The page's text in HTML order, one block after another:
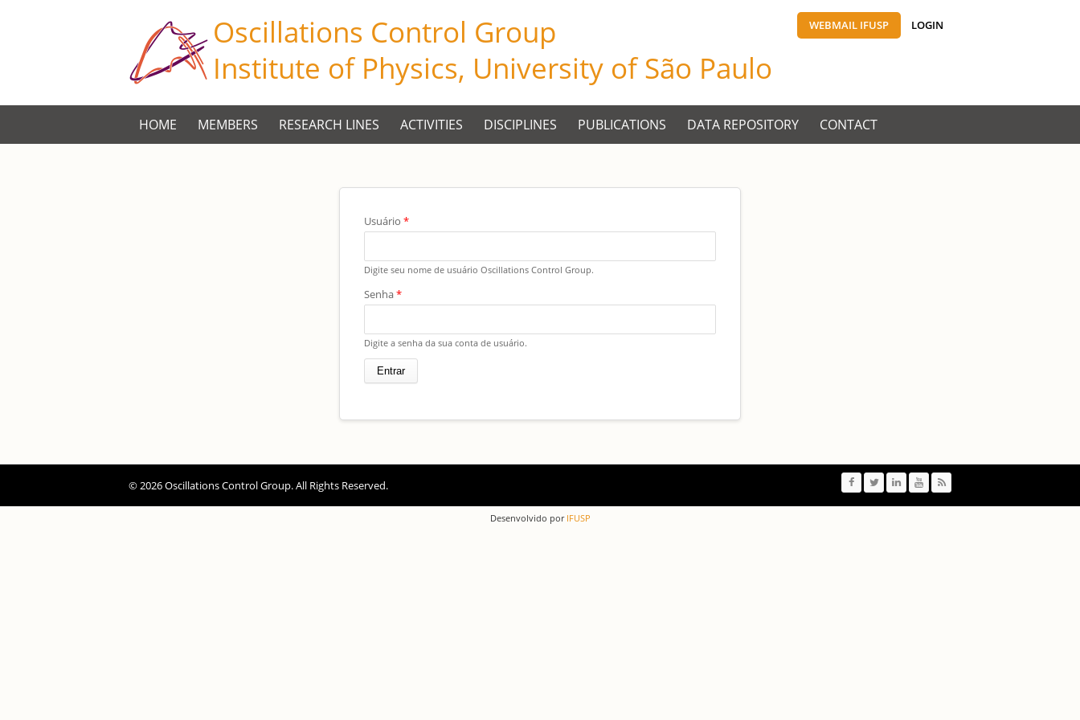
WEBMAIL IFUSP LOGIN
Oscillations Control Group
Institute of Physics, University of São Paulo
HOME MEMBERS RESEARCH LINES ACTIVITIES DISCIPLINES PUBLICATIONS DATA REPOSITORY CONTACT
Você está aqui
Usuário *
Digite seu nome de usuário Oscillations Control Group.
Senha*
Digite a senha da sua conta de usuário.
© 2026 Oscillations Control Group. All Rights Reserved.
Desenvolvido porIFUSP